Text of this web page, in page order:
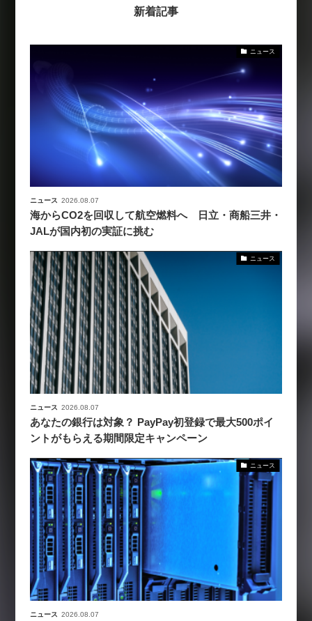
新着記事
ニュース
ニュース 2026.08.07
海からCO2を回収して航空燃料へ 日立・商船三井・
JALが国内初の実証に挑む
ニュース
ニュース 2026.08.07
あなたの銀行は対象？ PayPay初登録で最大500ポイ
ントがもらえる期間限定キャンペーン
ニュース
ニュース 2026.08.07